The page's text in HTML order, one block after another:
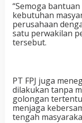
“Semoga
kebutuhan
perusahaan
satu perwakilan
tersebut.
PT FPJ juga
dilakukan tanpa
golongan
menjaga
tengah